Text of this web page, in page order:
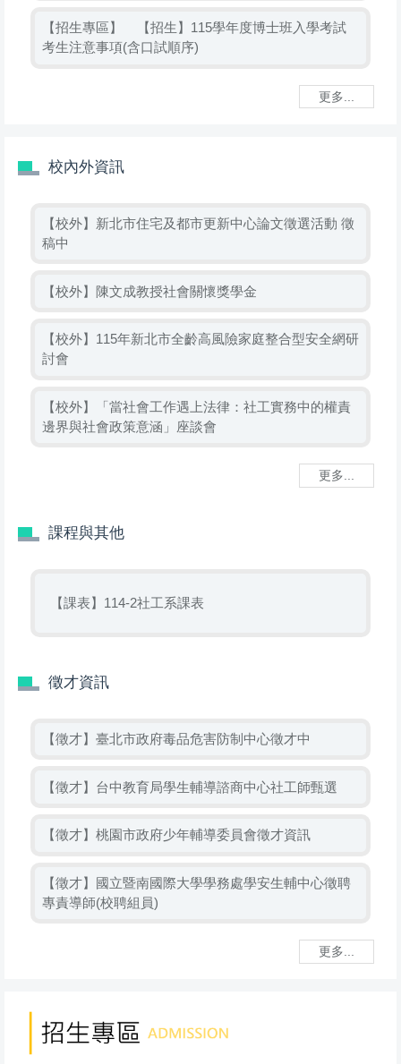
【招生專區】
【招生】115學年度博士班入學考試
考生注意事項(含口試順序)
更多...
校內外資訊
【校外】新北市住宅及都市更新中心論文徵選活動 徵
稿中
【校外】陳文成教授社會關懷獎學金
【校外】115年新北市全齡高風險家庭整合型安全網研
討會
【校外】「當社會工作遇上法律：社工實務中的權責
邊界與社會政策意涵」座談會
更多...
課程與其他
【課表】114-2社工系課表
徵才資訊
【徵才】臺北市政府毒品危害防制中心徵才中
【徵才】台中教育局學生輔導諮商中心社工師甄選
【徵才】桃園市政府少年輔導委員會徵才資訊
【徵才】國立暨南國際大學學務處學安生輔中心徵聘
專責導師(校聘組員)
更多...